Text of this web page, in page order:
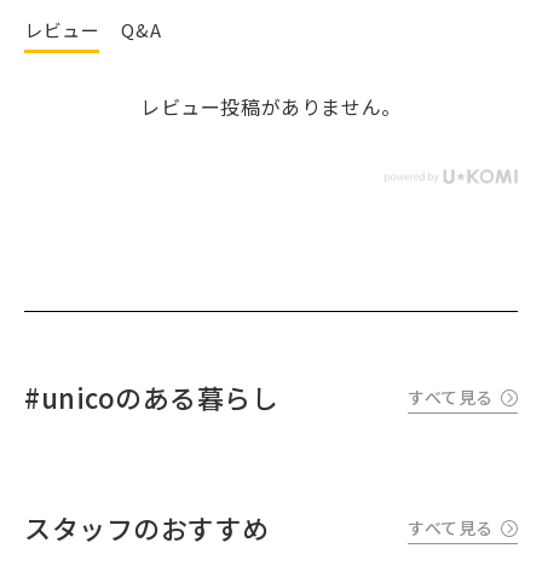
レビュー Q&A
レビュー投稿がありません。
#unicoのある暮らし すべて見る
スタッフのおすすめ すべて見る